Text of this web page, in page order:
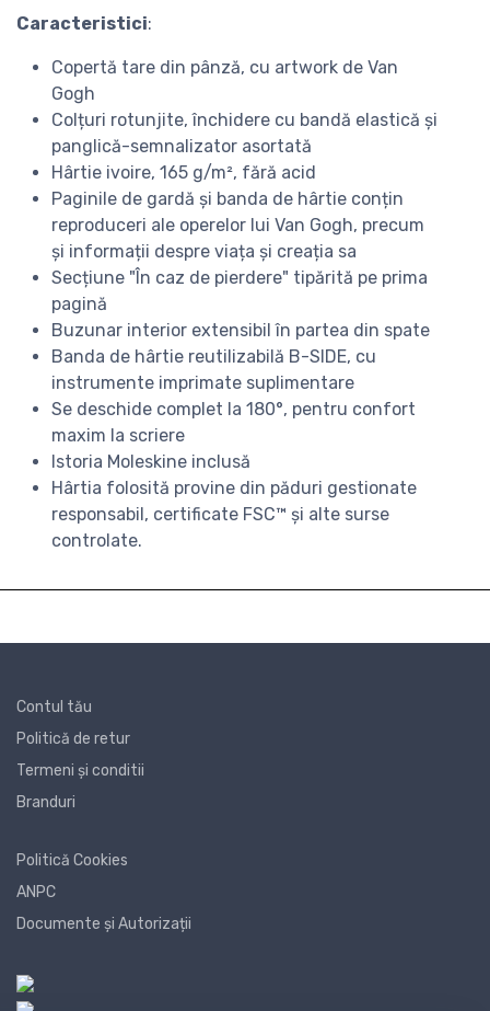
Caracteristici:
Copertă tare din pânză, cu artwork de Van
Gogh
Colțuri rotunjite, închidere cu bandă elastică și
panglică-semnalizator asortată
Hârtie ivoire, 165 g/m², fără acid
Paginile de gardă și banda de hârtie conțin
reproduceri ale operelor lui Van Gogh, precum
și informații despre viața și creația sa
Secțiune "În caz de pierdere" tipărită pe prima
pagină
Buzunar interior extensibil în partea din spate
Banda de hârtie reutilizabilă B-SIDE, cu
instrumente imprimate suplimentare
Se deschide complet la 180°, pentru confort
maxim la scriere
Istoria Moleskine inclusă
Hârtia folosită provine din păduri gestionate
responsabil, certificate FSC™ și alte surse
controlate.
Contul tău
Politică de retur
Termeni și conditii
Branduri
Politică Cookies
ANPC
Documente și Autorizații